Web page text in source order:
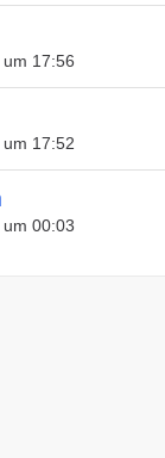
17:56
17:52
00:03